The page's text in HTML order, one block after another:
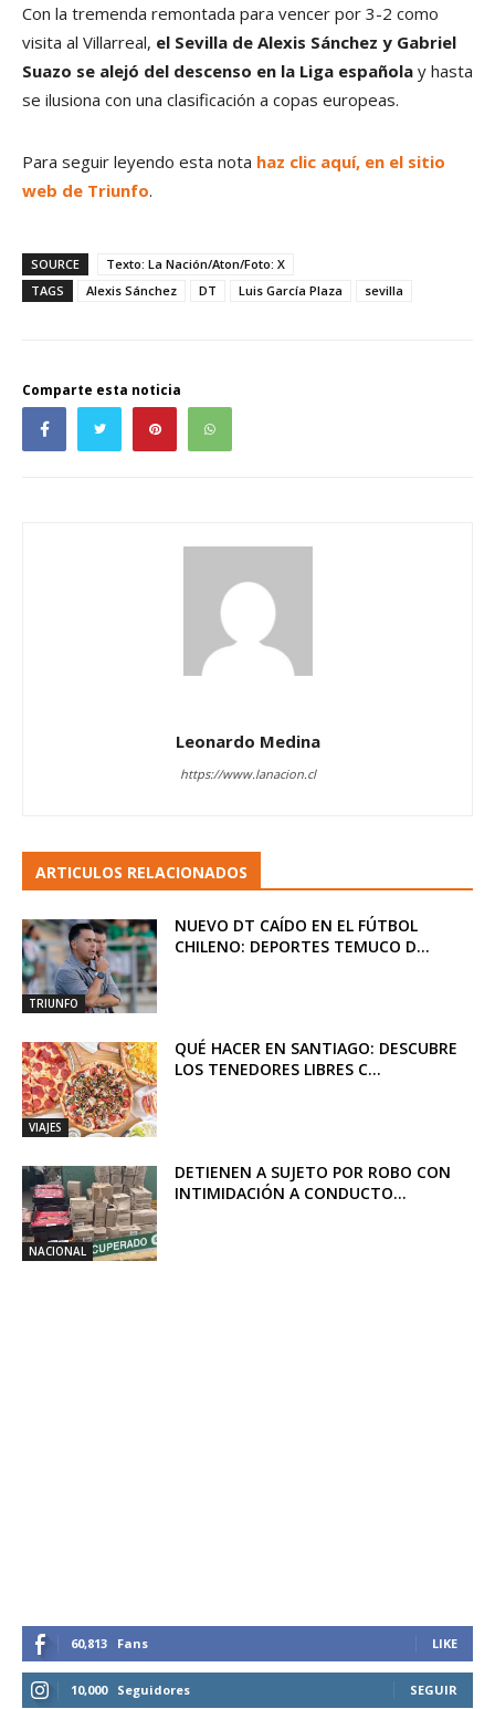
Con la tremenda remontada para vencer por 3-2 como
visita al Villarreal, el Sevilla de Alexis Sánchez y Gabriel
Suazo se alejó del descenso en la Liga española y hasta
se ilusiona con una clasificación a copas europeas.
Para seguir leyendo esta nota haz clic aquí, en el sitio
web de Triunfo.
SOURCE
Texto: La Nación/Aton/Foto: X
TAGS
Alexis Sánchez DT Luis García Plaza sevilla
Comparte esta noticia
Leonardo Medina
https://www.lanacion.cl
ARTICULOS RELACIONADOS
TRIUNFO
NUEVO DT CAÍDO EN EL FÚTBOL
CHILENO: DEPORTES TEMUCO D...
VIAJES
QUÉ HACER EN SANTIAGO: DESCUBRE
LOS TENEDORES LIBRES C...
NACIONAL
DETIENEN A SUJETO POR ROBO CON
INTIMIDACIÓN A CONDUCTO...
60,813 Fans LIKE
10,000 Seguidores SEGUIR